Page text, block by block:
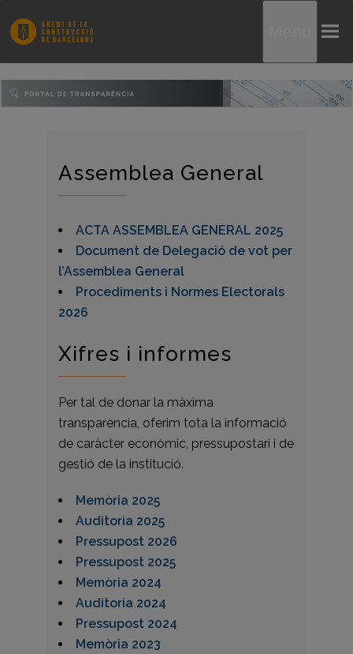
Assemblea General
ACTA ASSEMBLEA GENERAL 2025
Document de Delegació de vot per
l’Assemblea General
Procediments i Normes Electorals
2026
Xifres i informes
Per tal de donar la màxima
transparència, oferim tota la informació
de caràcter econòmic, pressupostari i de
gestió de la institució.
Memòria 2025
Auditoria 2025
Pressupost 2026
Pressupost 2025
Memòria 2024
Auditoria 2024
Pressupost 2024
Memòria 2023